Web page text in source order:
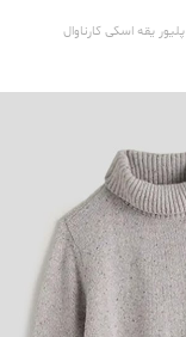
پلیور یقه اسکی کارناوال